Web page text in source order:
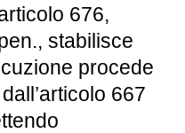
676,
stabilisce
procede
667